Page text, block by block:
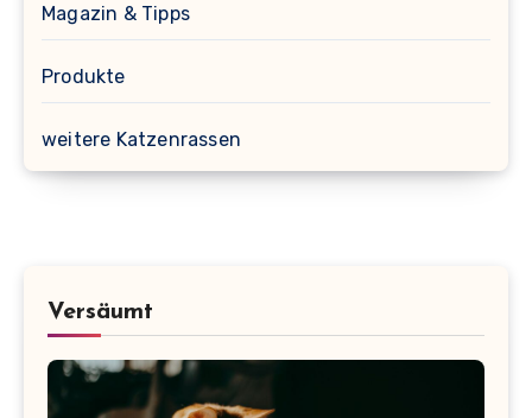
Magazin & Tipps
Produkte
weitere Katzenrassen
Versäumt